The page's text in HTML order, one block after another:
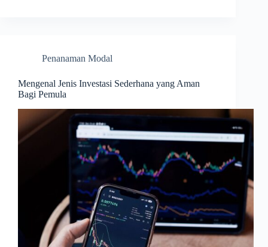
Penanaman Modal
Mengenal Jenis Investasi Sederhana yang Aman
Bagi Pemula